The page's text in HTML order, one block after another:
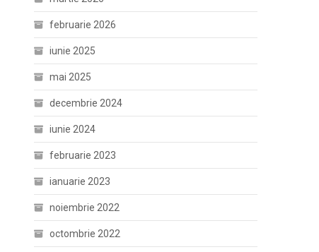
februarie 2026
iunie 2025
mai 2025
decembrie 2024
iunie 2024
februarie 2023
ianuarie 2023
noiembrie 2022
octombrie 2022